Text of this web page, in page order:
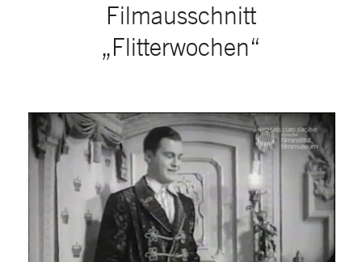
Filmausschnitt
„Flitterwochen“